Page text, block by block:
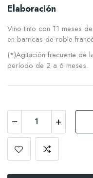
Elaboración
Vino tinto con 11 meses
en barricas de roble
(*)Agitación frecuente de
período de 2 a 6 meses.